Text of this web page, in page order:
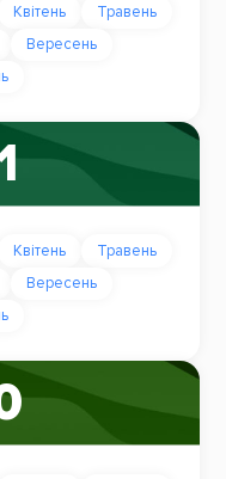
Квітень
Травень
Вересень
Квітень
Травень
Вересень